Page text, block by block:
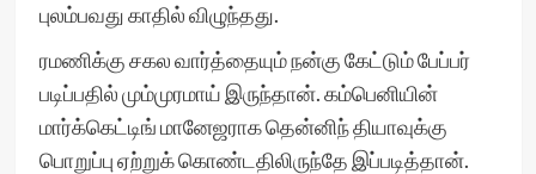
புலம்பவது காதில் விழுந்தது.
ரமணிக்கு சகல வார்த்தையும் நன்கு கேட்டும் பேப்பர்
படிப்பதில் மும்முரமாய் இருந்தான். கம்பெனியின்
மார்க்கெட்டிங் மானேஜராக தென்னிந் தியாவுக்கு
பொறுப்பு ஏற்றுக் கொண்டதிலிருந்தே இப்படித்தான்.